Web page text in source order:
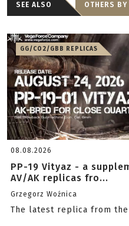
SEE ALSO OTHERS
GG/CO2/GBB REPLICAS
08.08.2026
PP-19 Vityaz - a
AV/AK replicas fro...
Grzegorz Woźnica
The latest replica from